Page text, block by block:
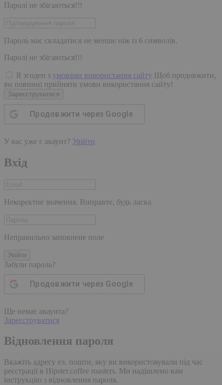
Паролі не збігаються!!!
Пароль має складатися не менше ніж із 6 символів.
Паролі не збігаються!!!
Я згоден з умовами використання сайту Щоб продовжити,
ви повинні прийняти умови використання сайту!
Зареєструватися
Продовжити через Google
У вас уже є акаунт? Увійти
Вхід
Некоректне значення. Виправте, будь ласка
Неправильно заповнене поле
Увійти
Забули пароль?
Продовжити через Google
Ще немає акаунта?
Зареєструватися
Відновлення пароля
Вкажіть адресу ел. пошти, яку ви використовували під час
реєстрації в Hipster.coffee roasters. Ми надішлемо вам
інструкцію з відновлення пароля.